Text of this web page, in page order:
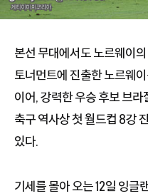
본선 무대에서도 노르웨이
토너먼트에 진출한 노르웨
이어, 강력한 우승 후보 브
축구 역사상 첫 월드컵 8강
있다.
기세를 몰아 오는 12일 잉글